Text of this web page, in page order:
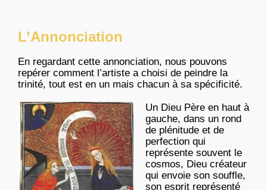
L’Annonciation
En regardant cette annonciation, nous pouvons
repérer comment l’artiste a choisi de peindre la
trinité, tout est en un mais chacun à sa spécificité.
Un Dieu Père en haut à
gauche, dans un rond
de plénitude et de
perfection qui
représente souvent le
cosmos, Dieu créateur
qui envoie son souffle,
son esprit représenté